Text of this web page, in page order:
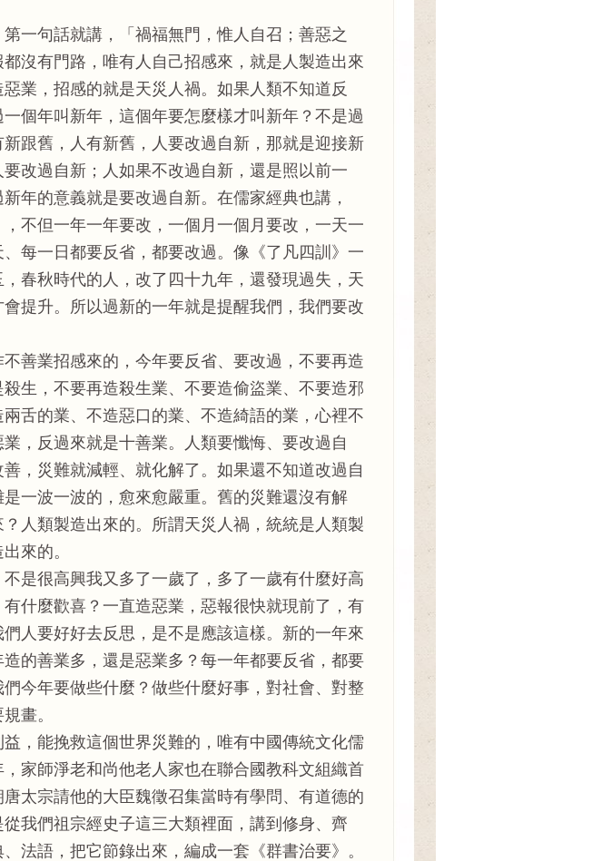
句話就講，「禍福無門，惟人自召；善惡之
沒有門路，唯有人自己招感來，就是人製造出來
業，招感的就是天災人禍。如果人類不知道反
個年叫新年，這個年要怎麼樣才叫新年？不是過
跟舊，人有新舊，人要改過自新，那就是迎接新
改過自新；人如果不改過自新，還是照以前一
年的意義就是要改過自新。在儒家經典也講，
，不但一年一年要改，一個月一個月要改，一天一
每一日都要反省，都要改過。像《了凡四訓》一
春秋時代的人，改了四十九年，還發現過失，天
提升。所以過新的一年就是提醒我們，我們要改
業招感來的，今年要反省、要改過，不要再造
生，不要再造殺生業、不要造偷盜業、不要造邪
舌的業、不造惡口的業、不造綺語的業，心裡不
，反過來就是十善業。人類要懺悔、要改過自
，災難就減輕、就化解了。如果還不知道改過自
一波一波的，愈來愈嚴重。舊的災難還沒有解
人類製造出來的。所謂天災人禍，統統是人類製
來的。
很高興我又多了一歲了，多了一歲有什麼好高
什麼歡喜？一直造惡業，惡報很快就現前了，有
人要好好去反思，是不是應該這樣。新的一年來
的善業多，還是惡業多？每一年都要反省，都要
今年要做些什麼？做些什麼好事，對社會、對整
畫。
能挽救這個世界災難的，唯有中國傳統文化儒
家師淨老和尚他老人家也在聯合國教科文組織首
太宗請他的大臣魏徵召集當時有學問、有道德的
我們祖宗經史子這三大類裡面，講到修身、齊
法語，把它節錄出來，編成一套《群書治要》。